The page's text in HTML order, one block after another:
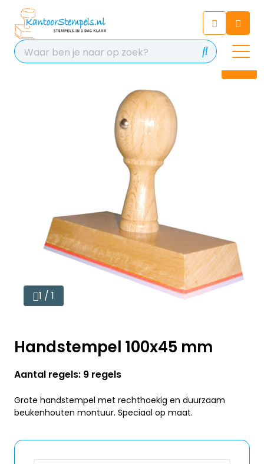
Chat 24/7 met onze chatbot
voor hulp
Contact
1 / 1
Handstempel 100x45 mm
Aantal regels: 9 regels
Grote handstempel met rechthoekig en duurzaam
beukenhouten montuur. Speciaal op maat.